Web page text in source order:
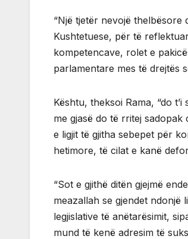
“Një tjetër nevojë
Kushtetuese, për të
kompetencave, rolet e
parlamentare mes të drejtës
Kështu, theksoi Rama, “do
me gjasë do të rritej
e ligjit të gjitha sebepet për
hetimore, të cilat e kanë
“Sot e gjithë ditën gjejmë
meazallah se gjendet ndonjë
legjislative të anëtarësimit,
mund të kenë adresim të